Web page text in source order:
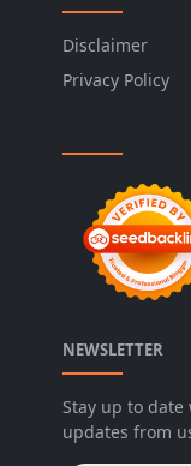
Disclaimer
Privacy Policy
NEWSLETTER
Stay up to
updates from